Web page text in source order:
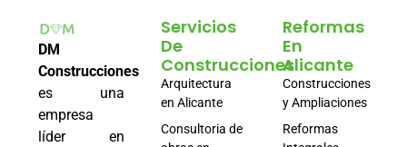
DM
Construcciones
es una
empresa
líder en
Reformas
En
Alicante
Construcciones
y Ampliaciones
Reformas
Servicios
De
Construcciones
Arquitectura
en Alicante
Consultoria de